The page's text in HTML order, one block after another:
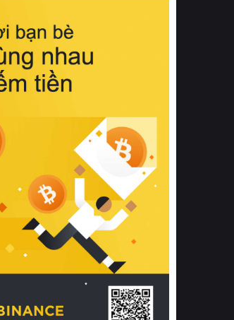
hồi chuẩn xác của phần đệm nâng đỡ
cột sống.
Bên cạnh đó, việc lựa chọn các dòng
sản phẩm đạt chuẩn chất lượng quốc
tế còn giúp ngăn ngừa tình trạng kích
khuẩn và nấm mốc trong điều kiện
thời tiết nóng ẩm. Bạn có thể tìm hiểu
thêm các nghiên cứu khoa học về tác
động của giấc ngủ và môi trường
phòng ngủ đối với sức khỏe con
người tại Sleep Foundation (External
Link) để có cái nhìn toàn diện hơn.
2. Các tiêu chí vàng khi lựa chọn
chăn ga gối đệm cao cấp cho phòng
ngủ
Để sở hữu một bộ chăn ga gối đệm
cao cấp hoàn hảo cả về thẩm mỹ lẫn
công năng, người tiêu dùng cần cân
nhắc kỹ lưỡng các tiêu chí quan trọng